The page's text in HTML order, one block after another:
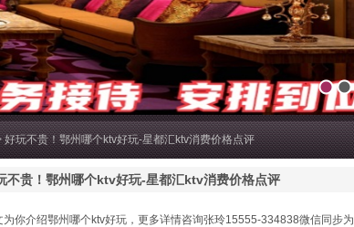
1 2
好玩不贵！鄂州哪个ktv好玩-星都汇ktv消费价格点评
不贵！鄂州哪个ktv好玩-星都汇ktv消费价格点评
为你介绍鄂州哪个ktv好玩，更多详情咨询张玲15555-334838微信同步为